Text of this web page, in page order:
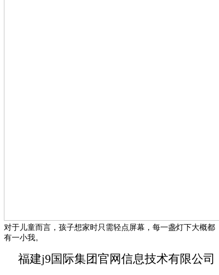
对于儿童而言，孩子想家时只需轻点屏幕，每一盏灯下大概都
有一小我。
福建j9国际集团官网信息技术有限公司